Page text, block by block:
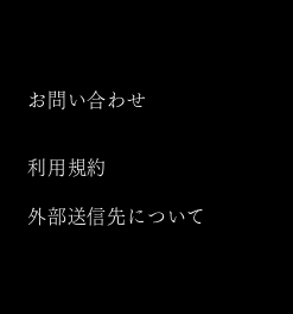
お問い合わせ
利用規約
外部送信先について